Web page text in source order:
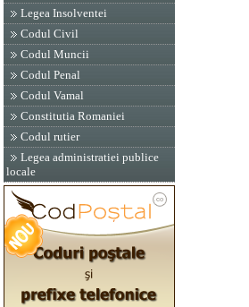
Legea Insolventei
Codul Civil
Codul Muncii
Codul Penal
Codul Vamal
Constitutia Romaniei
Codul rutier
Legea administratiei publice
locale